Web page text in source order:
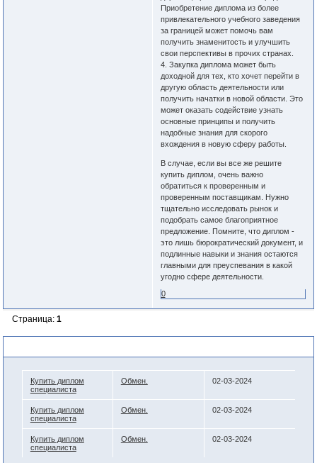
Приобретение диплома из более
привлекательного учебного заведения
за границей может помочь вам
получить знаменитость и улучшить
свои перспективы в прочих странах.
4. Закупка диплома может быть
доходной для тех, кто хочет перейти в
другую область деятельности или
получить начатки в новой области. Это
может оказать содействие узнать
основные принципы и получить
надобные знания для скорого
вхождения в новую сферу работы.
В случае, если вы все же решите
купить диплом, очень важно
обратиться к проверенным и
проверенным поставщикам. Нужно
тщательно исследовать рынок и
подобрать самое благоприятное
предложение. Помните, что диплом -
это лишь бюрократический документ, и
подлинные навыки и знания остаются
главными для преуспевания в какой
угодно сфере деятельности.
0
Страница: 1
Купить диплом
специалиста
Обмен. 02-03-2024
Купить диплом
специалиста
Обмен. 02-03-2024
Купить диплом
специалиста
Обмен. 02-03-2024